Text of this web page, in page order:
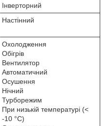
Інверторний
Настінний
Охолодження
Обігрів
Вентилятор
Автоматичний
Осушення
Нічний
Турборежим
При низькій температурі (<
-10 °C)